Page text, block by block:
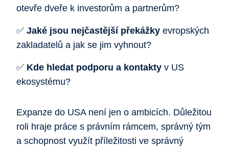
otevře dveře k investorům a partnerům?
✅ Jaké jsou nejčastější překážky evropských
zakladatelů a jak se jim vyhnout?
✅ Kde hledat podporu a kontakty v US
ekosystému?
Expanze do USA není jen o ambicích. Důležitou
roli hraje práce s právním rámcem, správný tým
a schopnost využít příležitosti ve správný